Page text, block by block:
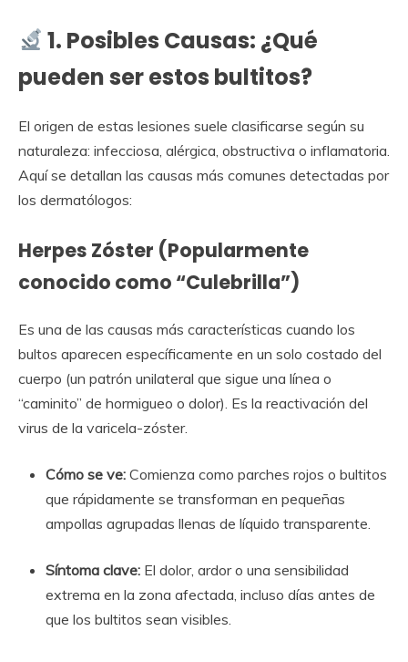
1. Posibles Causas: ¿Qué
pueden ser estos bultitos?
El origen de estas lesiones suele clasificarse según su
naturaleza: infecciosa, alérgica, obstructiva o inflamatoria.
Aquí se detallan las causas más comunes detectadas por
los dermatólogos:
Herpes Zóster (Popularmente
conocido como “Culebrilla”)
Es una de las causas más características cuando los
bultos aparecen específicamente en un solo costado del
cuerpo (un patrón unilateral que sigue una línea o
“caminito” de hormigueo o dolor). Es la reactivación del
virus de la varicela-zóster.
Cómo se ve: Comienza como parches rojos o bultitos
que rápidamente se transforman en pequeñas
ampollas agrupadas llenas de líquido transparente.
Síntoma clave: El dolor, ardor o una sensibilidad
extrema en la zona afectada, incluso días antes de
que los bultitos sean visibles.